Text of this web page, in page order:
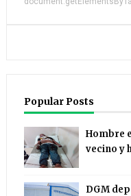
Popular Posts
Hombre
vecino y
DGM